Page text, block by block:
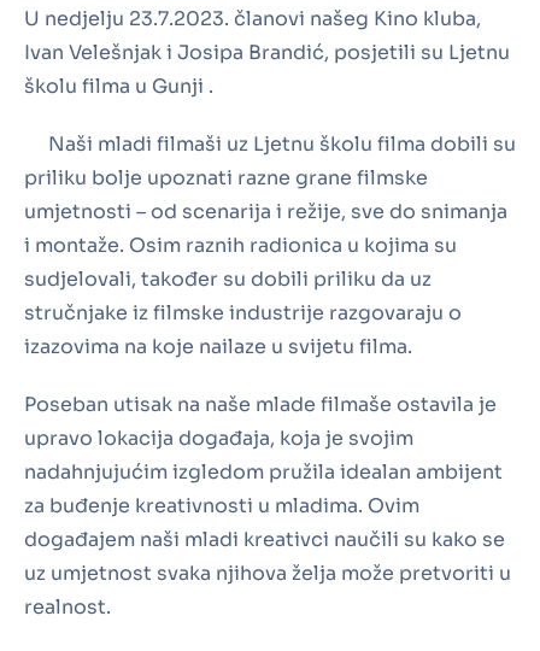
U nedjelju 23.7.2023. članovi našeg Kino kluba,
Ivan Velešnjak i Josipa Brandić, posjetili su Ljetnu
školu filma u Gunji .
Naši mladi filmaši uz Ljetnu školu filma dobili su
priliku bolje upoznati razne grane filmske
umjetnosti – od scenarija i režije, sve do snimanja
i montaže. Osim raznih radionica u kojima su
sudjelovali, također su dobili priliku da uz
stručnjake iz filmske industrije razgovaraju o
izazovima na koje nailaze u svijetu filma.
Poseban utisak na naše mlade filmaše ostavila je
upravo lokacija događaja, koja je svojim
nadahnjujućim izgledom pružila idealan ambijent
za buđenje kreativnosti u mladima. Ovim
događajem naši mladi kreativci naučili su kako se
uz umjetnost svaka njihova želja može pretvoriti u
realnost.